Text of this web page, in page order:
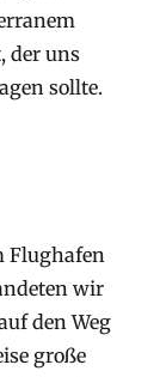
der uns
sollte.
Flughafen
wir
den Weg
große